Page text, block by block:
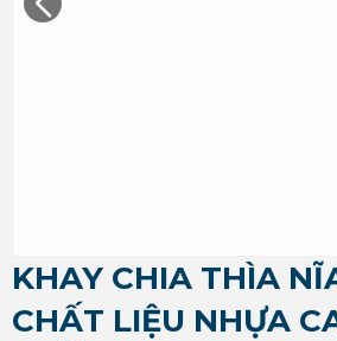
KHAY CHIA THÌA
CHẤT LIỆU NHỰA